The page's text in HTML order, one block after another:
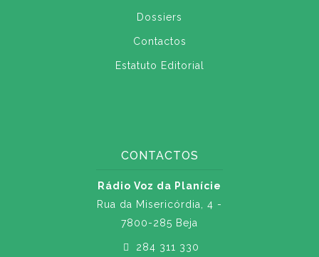
Dossiers
Contactos
Estatuto Editorial
CONTACTOS
Rádio Voz da Planície
Rua da Misericórdia, 4 -
7800-285 Beja
284 311 330